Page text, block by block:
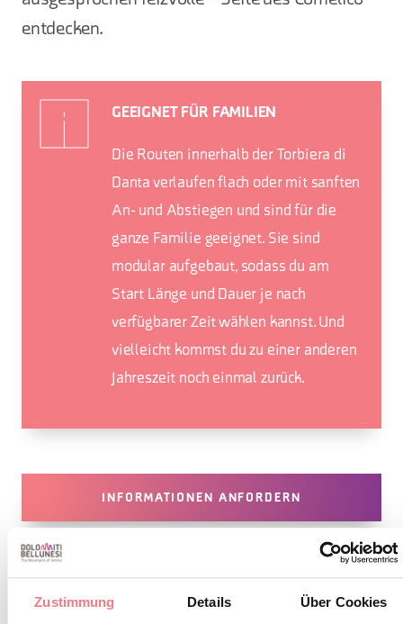
Zustimmung Details Über Cookies
entdecken.
GEEIGNET FÜR FAMILIEN
Die Routen innerhalb der Torbiera di
Danta verlaufen flach oder mit sanften
An- und Abstiegen und sind für die
ganze Familie geeignet. Sie sind
modular aufgebaut, sodass du am
Start Länge und Dauer je nach
verfügbarer Zeit wählen kannst. Und
vielleicht kommst du zu einer anderen
Jahreszeit noch einmal zurück.
INFORMATIONEN ANFORDERN